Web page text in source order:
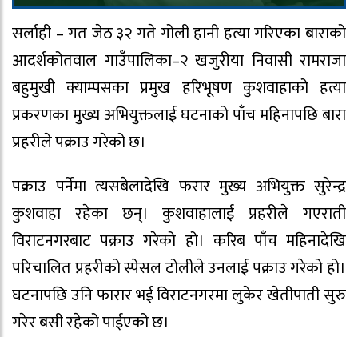
सर्लाही – गत जेठ ३२ गते गोली हानी हत्या गरिएका बाराको
आदर्शकोतवाल गाउँपालिका–२ खजुरीया निवासी रामराजा
बहुमुखी क्याम्पसका प्रमुख हरिभूषण कुशवाहाको हत्या
प्रकरणका मुख्य अभियुक्तलाई घटनाको पाँच महिनापछि बारा
प्रहरीले पक्राउ गरेको छ।
पक्राउ पर्नेमा त्यसबेलादेखि फरार मुख्य अभियुक्त सुरेन्द्र
कुशवाहा रहेका छन्। कुशवाहालाई प्रहरीले गएराती
विराटनगरबाट पक्राउ गरेको हो। करिब पाँच महिनादेखि
परिचालित प्रहरीको स्पेसल टोलीले उनलाई पक्राउ गरेको हो।
घटनापछि उनि फारार भई विराटनगरमा लुकेर खेतीपाती सुरु
गरेर बसी रहेको पाईएको छ।